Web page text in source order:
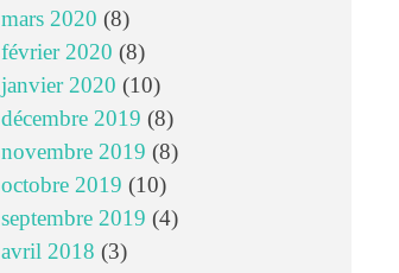
mars 2020 (8)
février 2020 (8)
janvier 2020 (10)
décembre 2019 (8)
novembre 2019 (8)
octobre 2019 (10)
septembre 2019 (4)
avril 2018 (3)